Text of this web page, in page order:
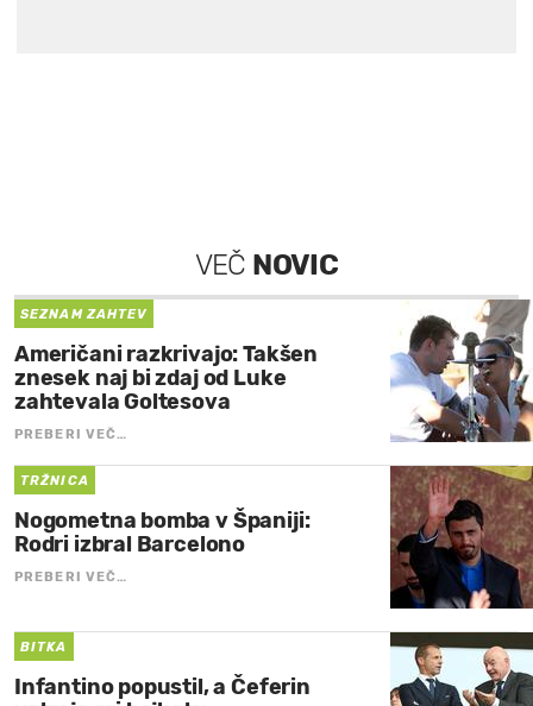
VEČ NOVIC
SEZNAM ZAHTEV
Američani razkrivajo: Takšen
znesek naj bi zdaj od Luke
zahtevala Goltesova
PREBERI VEČ…
TRŽNICA
Nogometna bomba v Španiji:
Rodri izbral Barcelono
PREBERI VEČ…
BITKA
Infantino popustil, a Čeferin